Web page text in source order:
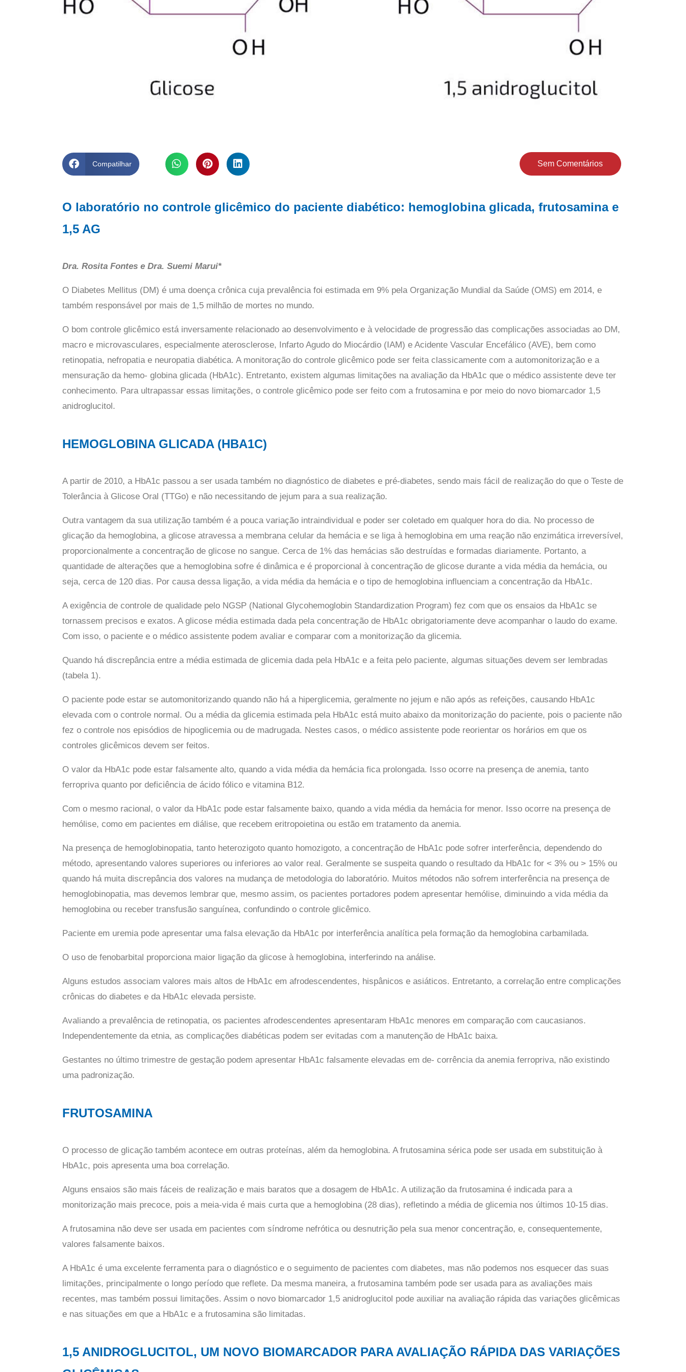
Compatilhar Sem Comentários
O laboratório no controle glicêmico do paciente diabético: hemoglobina glicada, frutosamina e
1,5 AG
Dra. Rosita Fontes e Dra. Suemi Marui*
O Diabetes Mellitus (DM) é uma doença crônica cuja prevalência foi estimada em 9% pela Organização Mundial da Saúde (OMS) em 2014, e
também responsável por mais de 1,5 milhão de mortes no mundo.
O bom controle glicêmico está inversamente relacionado ao desenvolvimento e à velocidade de progressão das complicações associadas ao DM,
macro e microvasculares, especialmente aterosclerose, Infarto Agudo do Miocárdio (IAM) e Acidente Vascular Encefálico (AVE), bem como
retinopatia, nefropatia e neuropatia diabética. A monitoração do controle glicêmico pode ser feita classicamente com a automonitorização e a
mensuração da hemo- globina glicada (HbA1c). Entretanto, existem algumas limitações na avaliação da HbA1c que o médico assistente deve ter
conhecimento. Para ultrapassar essas limitações, o controle glicêmico pode ser feito com a frutosamina e por meio do novo biomarcador 1,5
anidroglucitol.
HEMOGLOBINA GLICADA (HBA1C)
A partir de 2010, a HbA1c passou a ser usada também no diagnóstico de diabetes e pré-diabetes, sendo mais fácil de realização do que o Teste de
Tolerância à Glicose Oral (TTGo) e não necessitando de jejum para a sua realização.
Outra vantagem da sua utilização também é a pouca variação intraindividual e poder ser coletado em qualquer hora do dia. No processo de
glicação da hemoglobina, a glicose atravessa a membrana celular da hemácia e se liga à hemoglobina em uma reação não enzimática irreversível,
proporcionalmente a concentração de glicose no sangue. Cerca de 1% das hemácias são destruídas e formadas diariamente. Portanto, a
quantidade de alterações que a hemoglobina sofre é dinâmica e é proporcional à concentração de glicose durante a vida média da hemácia, ou
seja, cerca de 120 dias. Por causa dessa ligação, a vida média da hemácia e o tipo de hemoglobina influenciam a concentração da HbA1c.
A exigência de controle de qualidade pelo NGSP (National Glycohemoglobin Standardization Program) fez com que os ensaios da HbA1c se
tornassem precisos e exatos. A glicose média estimada dada pela concentração de HbA1c obrigatoriamente deve acompanhar o laudo do exame.
Com isso, o paciente e o médico assistente podem avaliar e comparar com a monitorização da glicemia.
Quando há discrepância entre a média estimada de glicemia dada pela HbA1c e a feita pelo paciente, algumas situações devem ser lembradas
(tabela 1).
O paciente pode estar se automonitorizando quando não há a hiperglicemia, geralmente no jejum e não após as refeições, causando HbA1c
elevada com o controle normal. Ou a média da glicemia estimada pela HbA1c está muito abaixo da monitorização do paciente, pois o paciente não
fez o controle nos episódios de hipoglicemia ou de madrugada. Nestes casos, o médico assistente pode reorientar os horários em que os
controles glicêmicos devem ser feitos.
O valor da HbA1c pode estar falsamente alto, quando a vida média da hemácia fica prolongada. Isso ocorre na presença de anemia, tanto
ferropriva quanto por deficiência de ácido fólico e vitamina B12.
Com o mesmo racional, o valor da HbA1c pode estar falsamente baixo, quando a vida média da hemácia for menor. Isso ocorre na presença de
hemólise, como em pacientes em diálise, que recebem eritropoietina ou estão em tratamento da anemia.
Na presença de hemoglobinopatia, tanto heterozigoto quanto homozigoto, a concentração de HbA1c pode sofrer interferência, dependendo do
método, apresentando valores superiores ou inferiores ao valor real. Geralmente se suspeita quando o resultado da HbA1c for < 3% ou > 15% ou
quando há muita discrepância dos valores na mudança de metodologia do laboratório. Muitos métodos não sofrem interferência na presença de
hemoglobinopatia, mas devemos lembrar que, mesmo assim, os pacientes portadores podem apresentar hemólise, diminuindo a vida média da
hemoglobina ou receber transfusão sanguínea, confundindo o controle glicêmico.
Paciente em uremia pode apresentar uma falsa elevação da HbA1c por interferência analítica pela formação da hemoglobina carbamilada.
O uso de fenobarbital proporciona maior ligação da glicose à hemoglobina, interferindo na análise.
Alguns estudos associam valores mais altos de HbA1c em afrodescendentes, hispânicos e asiáticos. Entretanto, a correlação entre complicações
crônicas do diabetes e da HbA1c elevada persiste.
Avaliando a prevalência de retinopatia, os pacientes afrodescendentes apresentaram HbA1c menores em comparação com caucasianos.
Independentemente da etnia, as complicações diabéticas podem ser evitadas com a manutenção de HbA1c baixa.
Gestantes no último trimestre de gestação podem apresentar HbA1c falsamente elevadas em de- corrência da anemia ferropriva, não existindo
uma padronização.
FRUTOSAMINA
O processo de glicação também acontece em outras proteínas, além da hemoglobina. A frutosamina sérica pode ser usada em substituição à
HbA1c, pois apresenta uma boa correlação.
Alguns ensaios são mais fáceis de realização e mais baratos que a dosagem de HbA1c. A utilização da frutosamina é indicada para a
monitorização mais precoce, pois a meia-vida é mais curta que a hemoglobina (28 dias), refletindo a média de glicemia nos últimos 10-15 dias.
A frutosamina não deve ser usada em pacientes com síndrome nefrótica ou desnutrição pela sua menor concentração, e, consequentemente,
valores falsamente baixos.
A HbA1c é uma excelente ferramenta para o diagnóstico e o seguimento de pacientes com diabetes, mas não podemos nos esquecer das suas
limitações, principalmente o longo período que reflete. Da mesma maneira, a frutosamina também pode ser usada para as avaliações mais
recentes, mas também possui limitações. Assim o novo biomarcador 1,5 anidroglucitol pode auxiliar na avaliação rápida das variações glicêmicas
e nas situações em que a HbA1c e a frutosamina são limitadas.
1,5 ANIDROGLUCITOL, UM NOVO BIOMARCADOR PARA AVALIAÇÃO RÁPIDA DAS VARIAÇÕES